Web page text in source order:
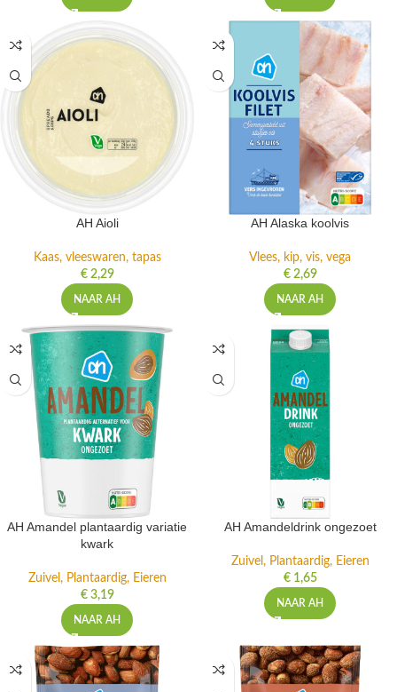
AH Aioli
Kaas, vleeswaren, tapas
€2,29
NAAR AH
AH Alaska koolvis
Vlees, kip, vis, vega
€2,69
NAAR AH
AH Amandel plantaardig variatie
kwark
Zuivel, Plantaardig, Eieren
€3,19
NAAR AH
AH Amandeldrink ongezoet
Zuivel, Plantaardig, Eieren
€1,65
NAAR AH